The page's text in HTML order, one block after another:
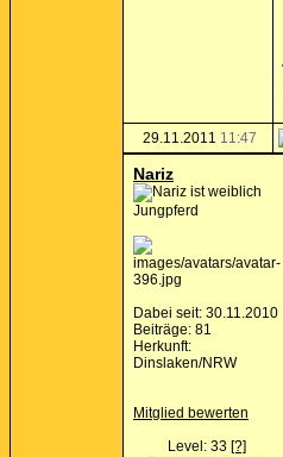
29.11.2011 11:47
Nariz
Jungpferd
Dabei seit: 30.11.2010
Beiträge: 81
Herkunft:
Dinslaken/NRW
Mitglied bewerten
Level: 33 [?]